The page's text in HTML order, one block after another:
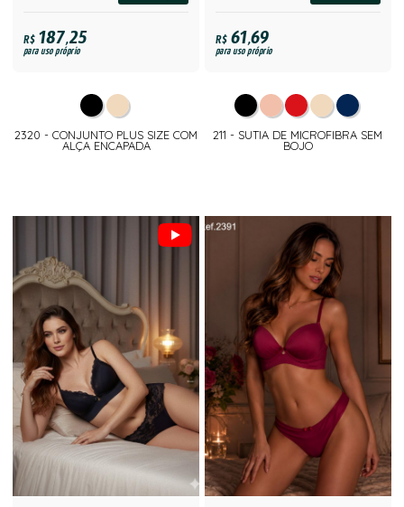
R$187,25
para uso próprio
2320 - CONJUNTO PLUS SIZE COM
ALÇA ENCAPADA
R$61,69
para uso próprio
211 - SUTIA DE MICROFIBRA SEM
BOJO